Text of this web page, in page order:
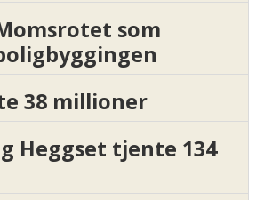
som
38 millioner
Heggset tjente 134